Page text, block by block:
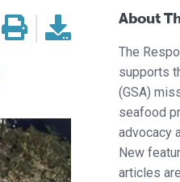
About
The
supports
(GSA)
seafood
advocacy
New
articles